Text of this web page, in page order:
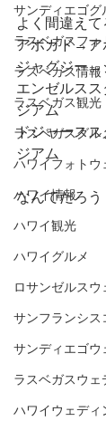
サンディエゴグ
ラスベガスフ
ラスベガス情報
ラスベガス観光
ラスベガスグル
ハワイフォトウ
ハワイ情報
ハワイ観光
ハワイグルメ
ロサンゼルス
サンフランシ
サンディエゴウ
ラスベガスウェ
ハワイウェディ
よく間違え
アボガド→ア
ジャグジー→
エンゼルス
ジアム
ドジャース
ジアム
なんでだろう